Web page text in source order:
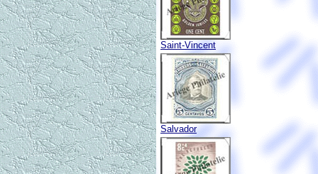
Saint-Vincent
Salvador